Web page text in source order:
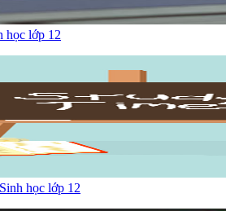
học lớp 12
học lớp 12